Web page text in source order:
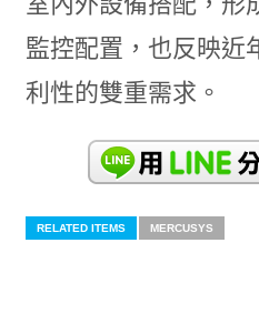
監控配置，也反映近
利性的雙重需求。
RELATED ITEMS MERCUSYS